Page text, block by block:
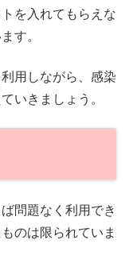
を入れてもらえな
す。
用しながら、感染
いきましょう。
問題なく利用でき
のは限られていま